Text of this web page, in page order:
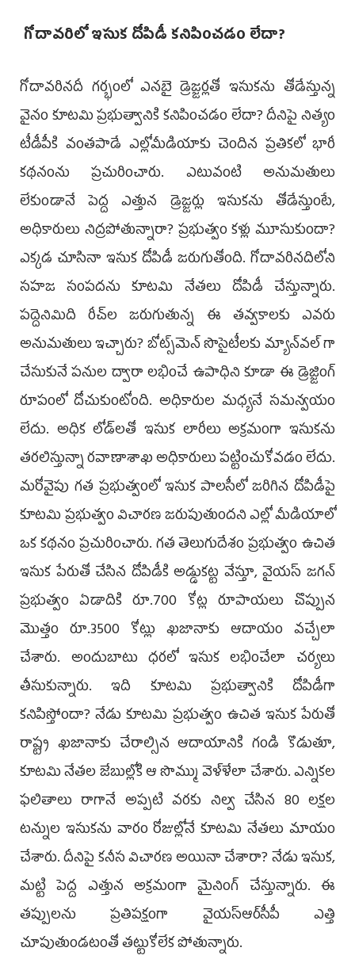
గోదావరిలో ఇసుక దోపిడీ కనిపించడం లేదా?
గోదావరినదీ గర్భంలో ఎనబై డ్రెజ్జర్లతో ఇసుకను తోడేస్తున్న
వైనం కూటమి ప్రభుత్వానికి కనిపించడం లేదా? దీనిపై నిత్యం
టీడీపీకి వంతపాడే ఎల్లోమీడియాకు చెందిన ప్రతికలో భారీ
కథనంను ప్రచురించారు. ఎటువంటి అనుమతులు
లేకుండానే పెద్ద ఎత్తున డ్రెజ్జర్లు ఇసుకను తోడేస్తుంటే,
అధికారులు నిద్రపోతున్నారా? ప్రభుత్వం కళ్లు మూసుకుందా?
ఎక్కడ చూసినా ఇసుక దోపిడీ జరుగుతోంది. గోదావరినదిలోని
సహజ సంపదను కూటమి నేతలు దోపిడీ చేస్తున్నారు.
పద్దెనిమిది రీచ్‌ల జరుగుతున్న ఈ తవ్వకాలకు ఎవరు
అనుమతులు ఇచ్చారు? బోట్స్‌మెన్ సొసైటీలకు మ్యాన్‌వల్ గా
చేసుకునే పనుల ద్వారా లభించే ఉపాధిని కూడా ఈ డ్రెజ్జింగ్
రూపంలో దోచుకుంటోంది. అధికారుల మధ్యనే సమన్వయం
లేదు. అధిక లోడ్‌లతో ఇసుక లారీలు అక్రమంగా ఇసుకను
తరలిస్తున్నా రవాణాశాఖ అధికారులు పట్టించుకోవడం లేదు.
మరోవైపు గత ప్రభుత్వంలో ఇసుక పాలసీలో జరిగిన దోపిడీపై
కూటమి ప్రభుత్వం విచారణ జరుపుతుందని ఎల్లో మీడియాలో
ఒక కథనం ప్రచురించారు. గత తెలుగుదేశం ప్రభుత్వం ఉచిత
ఇసుక పేరుతో చేసిన దోపిడీకి అడ్డుకట్ట వేస్తూ, వైయస్ జగన్
ప్రభుత్వం ఏడాదికి రూ.700 కోట్ల రూపాయలు చొప్పున
మొత్తం రూ.3500 కోట్లు ఖజానాకు ఆదాయం వచ్చేలా
చేశారు. అందుబాటు ధరలో ఇసుక లభించేలా చర్యలు
తీసుకున్నారు. ఇది కూటమి ప్రభుత్వానికి దోపిడీగా
కనిపిస్తోందా? నేడు కూటమి ప్రభుత్వం ఉచిత ఇసుక పేరుతో
రాష్ట్ర ఖజానాకు చేరాల్సిన ఆదాయానికి గండి కొడుతూ,
కూటమి నేతల జేబుల్లోకి ఆ సొమ్ము వెళ్ళేలా చేశారు. ఎన్నికల
ఫలితాలు రాగానే అప్పటి వరకు నిల్వ చేసిన 80 లక్షల
టన్నుల ఇసుకను వారం రోజుల్లోనే కూటమి నేతలు మాయం
చేశారు. దీనిపై కనీస విచారణ అయినా చేశారా? నేడు ఇసుక,
మట్టి పెద్ద ఎత్తున అక్రమంగా మైనింగ్ చేస్తున్నారు. ఈ
తప్పులను ప్రతిపక్షంగా వైయస్ఆర్‌సీపీ ఎత్తి
చూపుతుండటంతో తట్టుకోలేక పోతున్నారు.